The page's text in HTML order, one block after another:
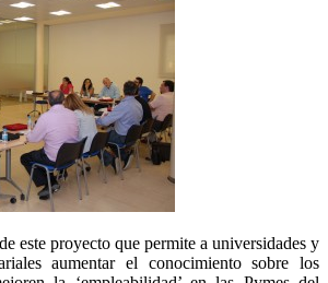
este proyecto que permite a universidades y
aumentar el conocimiento sobre los